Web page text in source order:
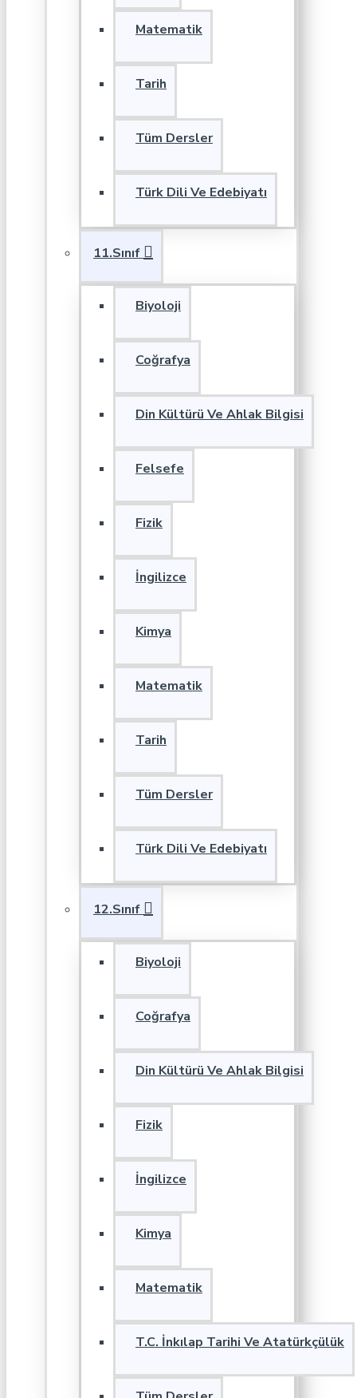
Matematik
Tarih
Tüm Dersler
Türk Dili Ve Edebiyatı
11.Sınıf
Biyoloji
Coğrafya
Din Kültürü Ve Ahlak Bilgisi
Felsefe
Fizik
İngilizce
Kimya
Matematik
Tarih
Tüm Dersler
Türk Dili Ve Edebiyatı
12.Sınıf
Biyoloji
Coğrafya
Din Kültürü Ve Ahlak Bilgisi
Fizik
İngilizce
Kimya
Matematik
T.C. İnkılap Tarihi Ve Atatürkçülük